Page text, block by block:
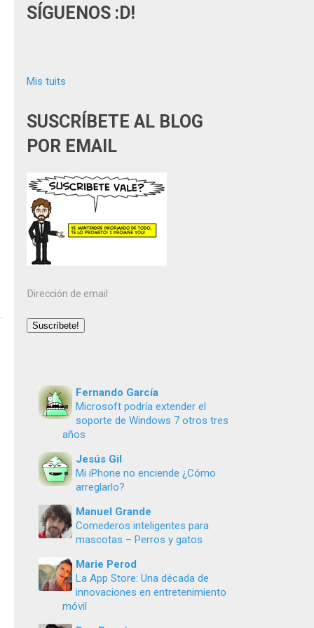
SÍGUENOS :D!
Mis tuits
SUSCRÍBETE AL BLOG
POR EMAIL
Dirección
email
Suscríbete!
Fernando García
Microsoft podría extender el
soporte de Windows 7 otros tres
años
Jesús Gil
Mi iPhone no enciende ¿Cómo
arreglarlo?
Manuel Grande
Comederos inteligentes para
mascotas – Perros y gatos
Marie Perod
La App Store: Una década de
innovaciones en entretenimiento
móvil